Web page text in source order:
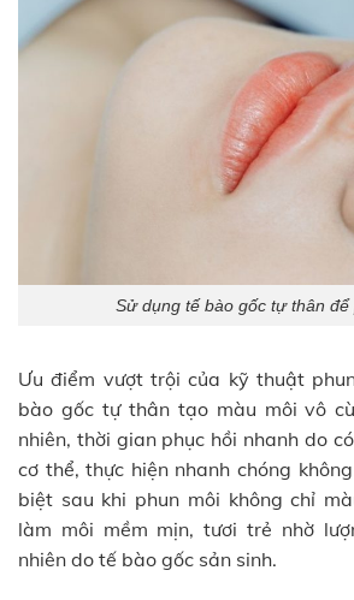
Sử dụng tế bào gốc tự thân để
Ưu điểm vượt trội của kỹ thuật
bào gốc tự thân tạo màu môi vô
nhiên, thời gian phục hồi nhanh do
cơ thể, thực hiện nhanh chóng
biệt sau khi phun môi không chỉ
làm môi mềm mịn, tươi trẻ nhờ
nhiên do tế bào gốc sản sinh.